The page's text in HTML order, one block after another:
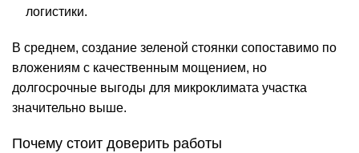
логистики.
В среднем, создание зеленой стоянки сопоставимо по
вложениям с качественным мощением, но
долгосрочные выгоды для микроклимата участка
значительно выше.
Почему стоит доверить работы